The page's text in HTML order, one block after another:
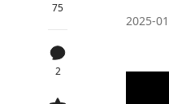
75
2
2025-